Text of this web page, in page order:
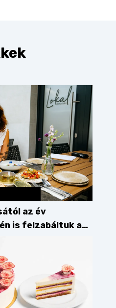
az év
is felzabáltuk a